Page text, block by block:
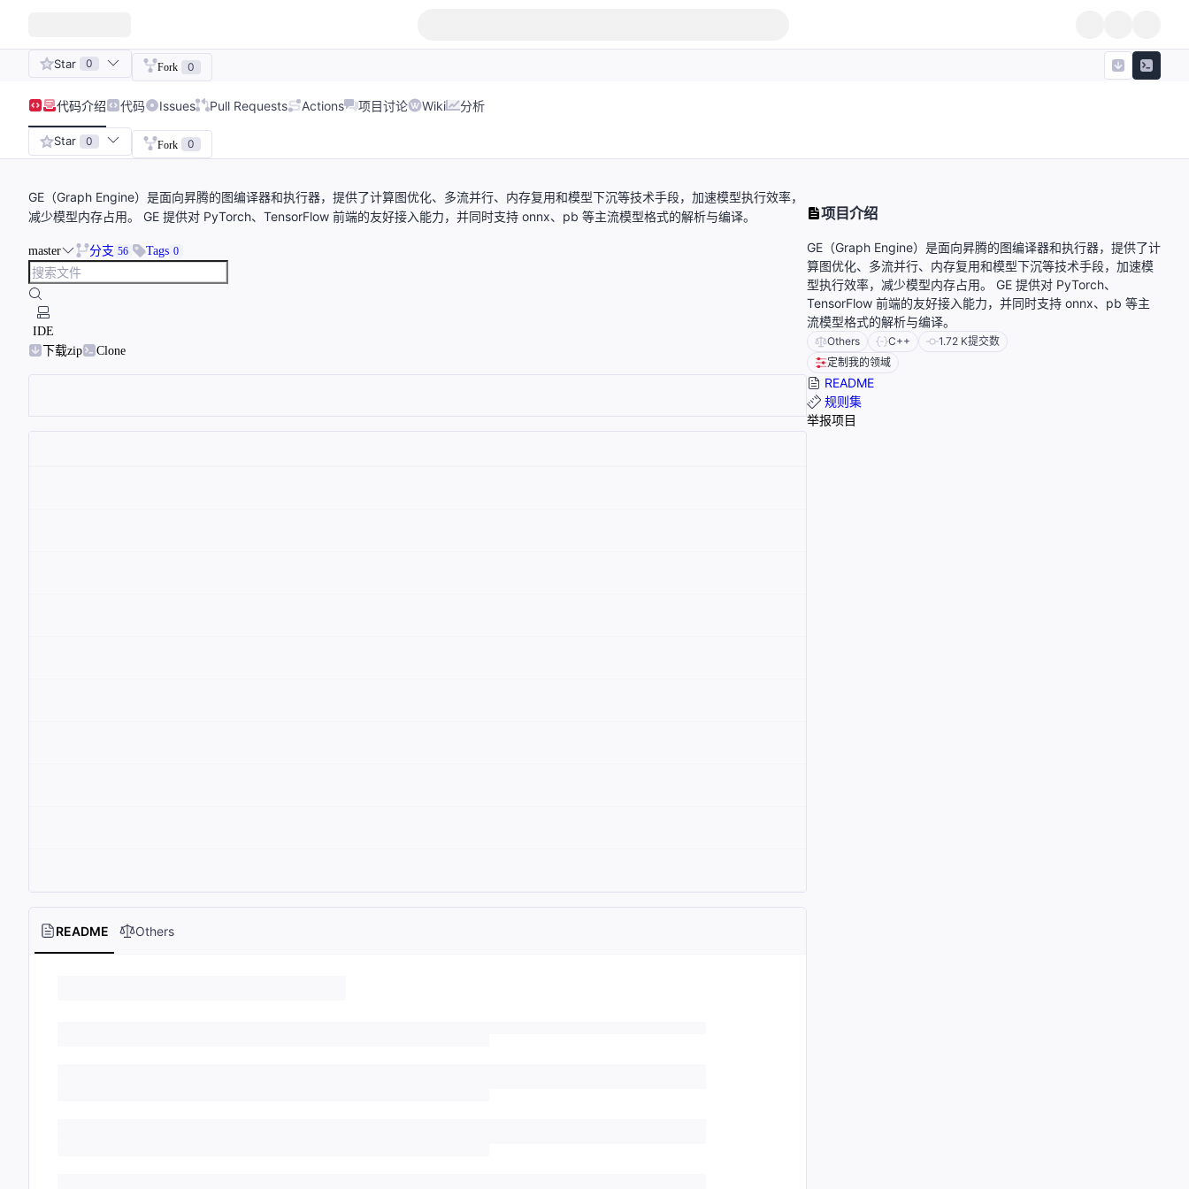
Star 0 Fork 0
代码介绍 代码 Issues Pull Requests Actions 项目讨论 Wiki 分析
Star 0 Fork 0
GE（Graph Engine）是面向昇腾的图编译器和执行器，提供了计算图优化、多流并行、内存复用和模型下沉等技术手段，加速模型执行效率，
减少模型内存占用。 GE 提供对 PyTorch、TensorFlow 前端的友好接入能力，并同时支持 onnx、pb 等主流模型格式的解析与编译。
master 分支 56 Tags 0
IDE
下载zip
Clone
README Others
项目介绍
GE（Graph Engine）是面向昇腾的图编译器和执行器，提供了计
算图优化、多流并行、内存复用和模型下沉等技术手段，加速模
型执行效率，减少模型内存占用。 GE 提供对 PyTorch、
TensorFlow 前端的友好接入能力，并同时支持 onnx、pb 等主
流模型格式的解析与编译。
Others C++ 1.72 K提交数
定制我的领域
README
规则集
举报项目